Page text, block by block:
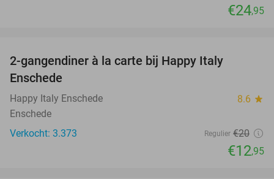
€24,95
2-gangendiner à la carte bij Happy Italy
Enschede
Happy Italy Enschede 8.6 star
Enschede
Verkocht: 3.373
Regulier €20
€12,95